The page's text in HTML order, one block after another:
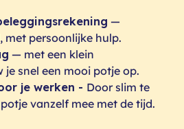
—
met persoonlijke hulp.
— met een klein
snel een mooi potje op.
je werken - Door slim te
vanzelf mee met de tijd.